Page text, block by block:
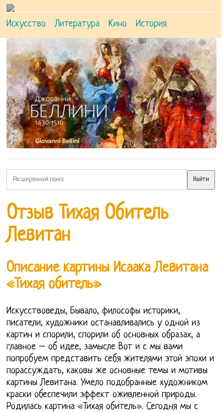
Искусство Литература Кино История
Отзыв Тихая Обитель
Левитан
Описание картины Исаака Левитана
«Тихая обитель»
Искусствоведы, Бывало, философы историки,
писатели, художники останавливались у одной из
картин и спорили, спорили об основных образах, а
главное – об идее, замысле Вот и с мы вами
попробуем представить себя жителями этой эпохи и
порассуждать, каковы же основные темы и мотивы
картины Левитана. Умело подобранные художником
краски обеспечили эффект оживленной природы.
Родилась картина «Тихая обитель». Сегодня мы с